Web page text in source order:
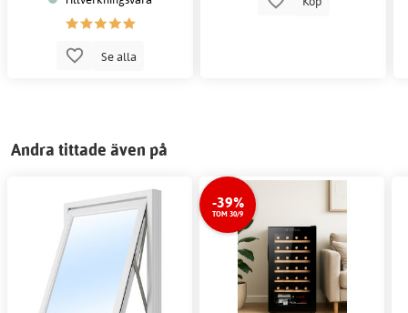
Se alla
Andra tittade även på
-39%
TOM 30/9